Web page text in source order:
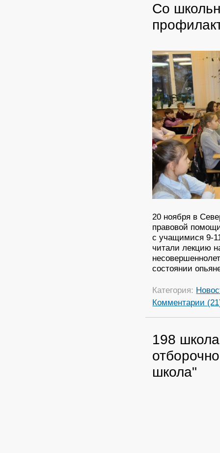
Со
20 ноября в
правовой
с учащимися 9-
читали лекцию
состоянии
Категория:
Комментарии
198
школа"